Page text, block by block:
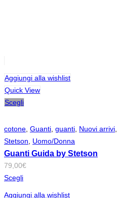
Aggiungi alla wishlist
Quick View
Scegli
cotone, Guanti, guanti, Nuovi arrivi,
Stetson, Uomo/Donna
Guanti Guida by Stetson
79,00€
Scegli
Aggiungi alla wishlist